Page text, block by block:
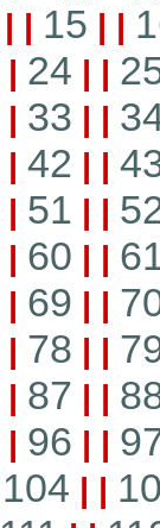
| | 15 | |
| 24 | |
| 33 | |
| 42 | |
| 51 | |
| 60 | |
| 69 | |
| 78 | |
| 87 | |
| 96 | |
104 | |